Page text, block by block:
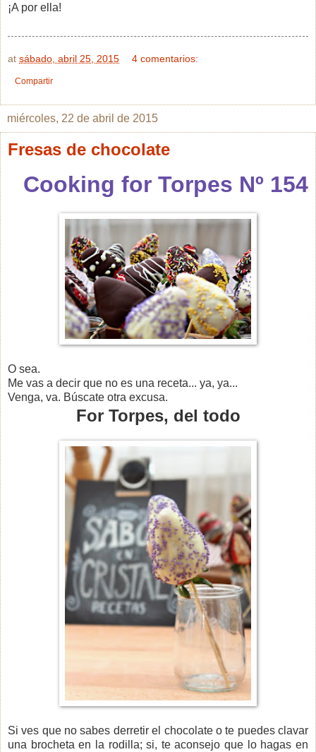
¡A por ella!
at sábado, abril 25, 2015 4 comentarios:
Compartir
miércoles, 22 de abril de 2015
Fresas de chocolate
Cooking for Torpes Nº 154
O sea.
Me vas a decir que no es una receta... ya, ya...
Venga, va. Búscate otra excusa.
For Torpes, del todo
Si ves que no sabes derretir el chocolate o te puedes clavar
una brocheta en la rodilla; si, te aconsejo que lo hagas en